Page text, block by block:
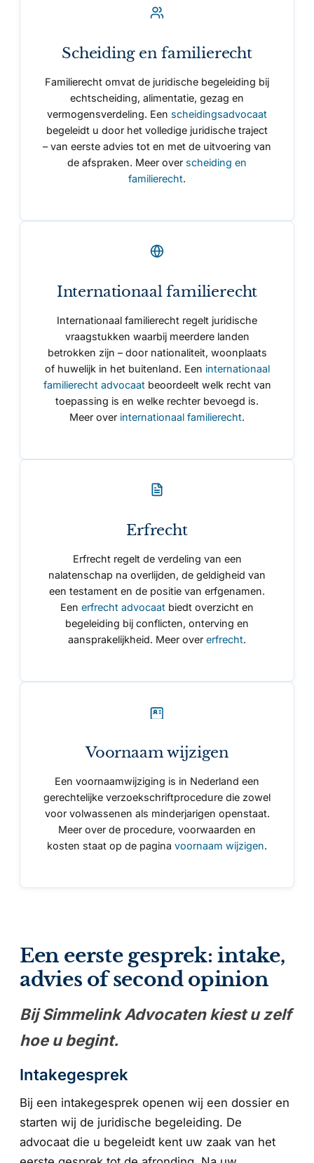
Scheiding en familierecht
Familierecht omvat de juridische begeleiding bij
echtscheiding, alimentatie, gezag en
vermogens­verdeling. Een scheidingsadvocaat
begeleidt u door het volledige juridische traject
– van eerste advies tot en met de uitvoering van
de afspraken. Meer over scheiding en
familierecht.
Internationaal familierecht
Internationaal familierecht regelt juridische
vraagstukken waarbij meerdere landen
betrokken zijn – door nationaliteit, woonplaats
of huwelijk in het buitenland. Een internationaal
familierecht advocaatbeoordeelt welk recht van
toepassing is en welke rechter bevoegd is.
Meer over internationaal familierecht.
Erfrecht
Erfrecht regelt de verdeling van een
nalatenschap na overlijden, de geldigheid van
een testament en de positie van erfgenamen.
Een erfrecht advocaat biedt overzicht en
begeleiding bij conflicten, onterving en
aansprakelijkheid. Meer over erfrecht.
Voornaam wijzigen
Een voornaamwijziging is in Nederland een
gerechtelijke verzoekschriftprocedure die zowel
voor volwassenen als minderjarigen openstaat.
Meer over de procedure, voorwaarden en
kosten staat op de pagina voornaam wijzigen.
Een eerste gesprek: intake,
advies of second opinion
Bij Simmelink Advocaten kiest u zelf
hoe u begint.
Intakegesprek
Bij een intakegesprek openen wij een dossier en
starten wij de juridische begeleiding. De
advocaat die u begeleidt kent uw zaak van het